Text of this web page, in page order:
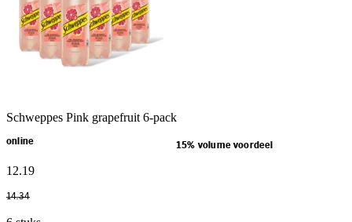
Schweppes Pink grapefruit 6-pack
online 15% volume voordeel
12.19
14.34